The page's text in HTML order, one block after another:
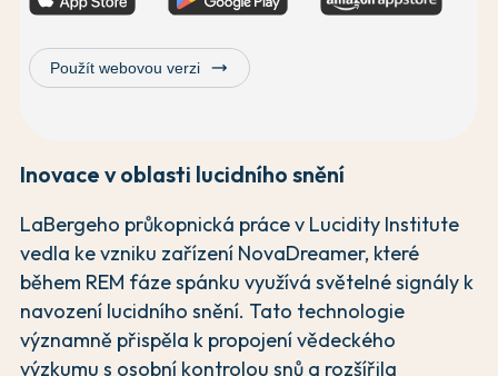
Použít webovou verzi trending_flat
Inovace v oblasti lucidního snění
LaBergeho průkopnická práce v Lucidity Institute
vedla ke vzniku zařízení NovaDreamer, které
během REM fáze spánku využívá světelné signály k
navození lucidního snění. Tato technologie
významně přispěla k propojení vědeckého
výzkumu s osobní kontrolou snů a rozšířila